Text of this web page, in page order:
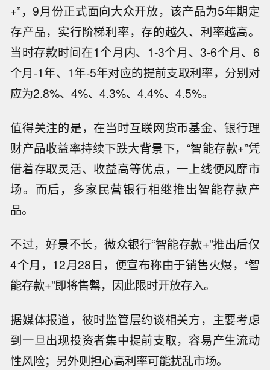
+”，9月份正式面向大众开放，该产品为5年期定
存产品，实行阶梯利率，存的越久、利率越高。
当时存款时间在1个月内、1-3个月、3-6个月、6
个月-1年、1年-5年对应的提前支取利率，分别对
应为2.8%、4%、4.3%、4.4%、4.5%。
值得关注的是，在当时互联网货币基金、银行理
财产品收益率持续下跌大背景下，“智能存款+”凭
借着存取灵活、收益高等优点，一上线便风靡市
场。而后，多家民营银行相继推出智能存款产
品。
不过，好景不长，微众银行“智能存款+”推出后仅
4个月，12月28日，便宣布称由于销售火爆，“智
能存款+”即将售罄，因此限时开放存入。
据媒体报道，彼时监管层约谈相关方，主要考虑
到一旦出现投资者集中提前支取，容易产生流动
性风险；另外则担心高利率可能扰乱市场。